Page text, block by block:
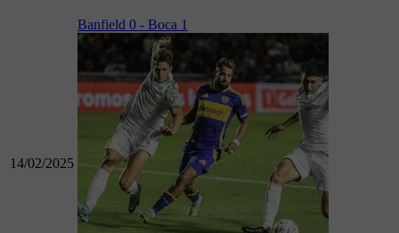
14/02/2025
Banfield 0 - Boca 1